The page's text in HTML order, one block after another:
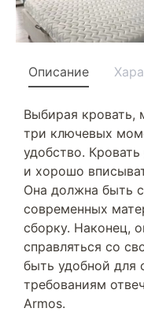
Описание
Выбирая
три ключевых
удобство.
и хорошо
Она должна быть
современных
сборку. Наконец,
справляться со
быть удобной для
требованиям
Armos.